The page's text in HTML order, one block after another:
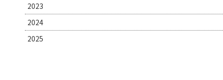
2023
2024
2025